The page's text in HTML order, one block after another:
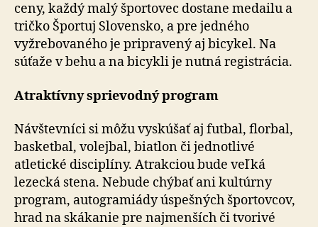
ceny, každý malý športovec dostane medailu a
tričko Športuj Slovensko, a pre jedného
vyžrebovaného je pripravený aj bicykel. Na
súťaže v behu a na bicykli je nutná registrácia.
Atraktívny sprievodný program
Návštevníci si môžu vyskúšať aj futbal, florbal,
basketbal, volejbal, biatlon či jednotlivé
atletické disciplíny. Atrakciou bude veľká
lezecká stena. Nebude chýbať ani kultúrny
program, autogramiády úspešných športovcov,
hrad na skákanie pre najmenších či tvorivé